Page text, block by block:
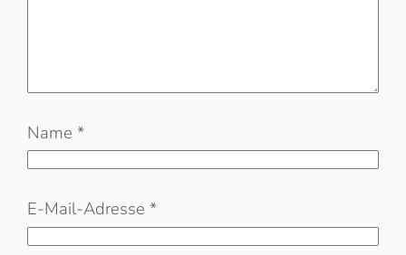
Name *
E-Mail-Adresse *